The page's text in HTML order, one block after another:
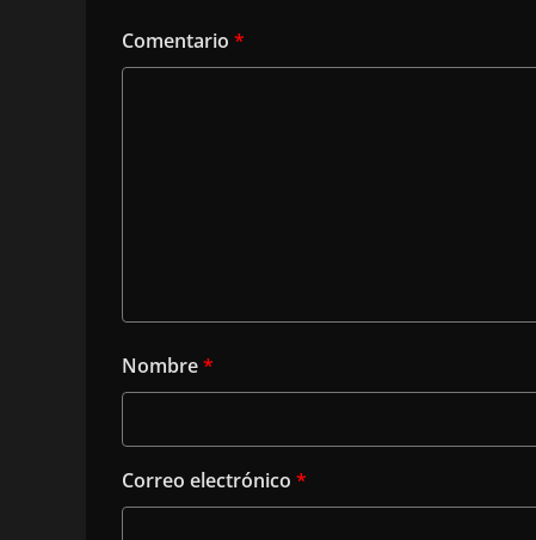
Comentario *
Nombre*
Correo electrónico *